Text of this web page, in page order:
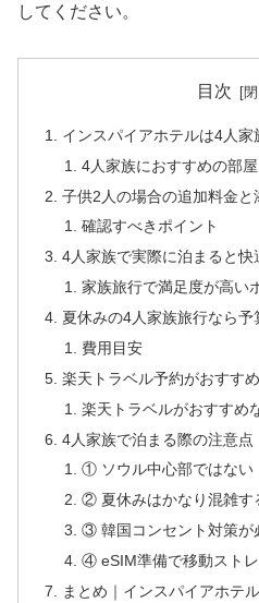
してください。
目次
インスパイアホテルは4人家
4人家族におすすめの部
子供2人の場合の追加料金と
確認すべきポイント
4人家族で実際に泊まると快
家族旅行で満足度が高い
夏休みの4人家族旅行なら予
費用目安
楽天トラベル予約がおすす
楽天トラベルがおすすめ
4人家族で泊まる際の注意点
① ソウル中心部ではない
② 夏休みはかなり混雑す
③ 韓国コンセント対策が
④ eSIM準備で移動スト
まとめ｜インスパイアホテ